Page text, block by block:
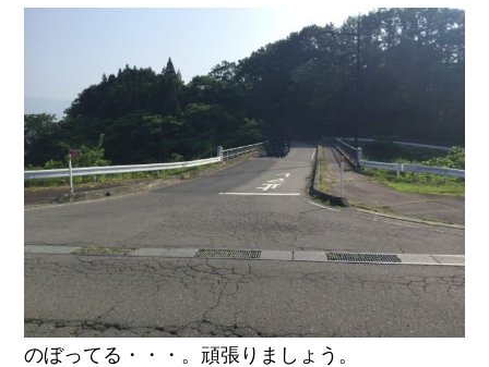
のぼってる・・・。頑張りましょう。